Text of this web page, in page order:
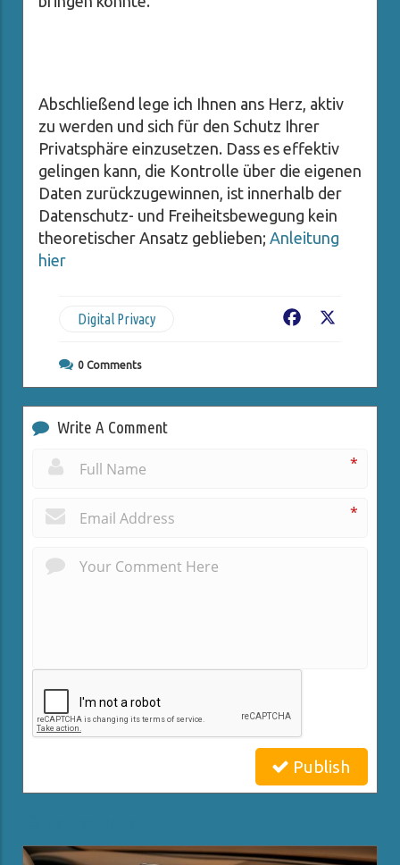
Abschließend lege ich Ihnen ans Herz, aktiv
zu werden und sich für den Schutz Ihrer
Privatsphäre einzusetzen. Dass es effektiv
gelingen kann, die Kontrolle über die eigenen
Daten zurückzugewinnen, ist innerhalb der
Datenschutz- und Freiheitsbewegung kein
theoretischer Ansatz geblieben; Anleitung
hier
Digital Privacy Facebook
0 Comments
Write A Comment
*
*
Publish